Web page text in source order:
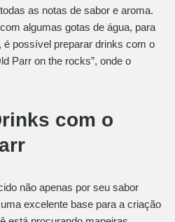
as notas de sabor e aroma.
algumas gotas de água, para
é possível preparar drinks com o
Parr on the rocks”, onde o
com o
não apenas por seu sabor
excelente base para a criação